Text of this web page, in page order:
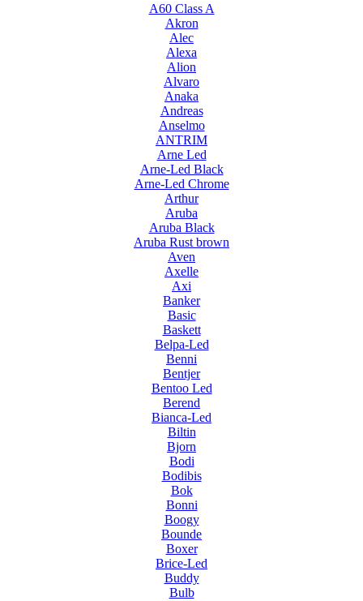
A60 Class A
Akron
Alec
Alexa
Alion
Alvaro
Anaka
Andreas
Anselmo
ANTRIM
Arne Led
Arne-Led Black
Arne-Led Chrome
Arthur
Aruba
Aruba Black
Aruba Rust brown
Aven
Axelle
Axi
Banker
Basic
Baskett
Belpa-Led
Benni
Bentjer
Bentoo Led
Berend
Bianca-Led
Biltin
Bjorn
Bodi
Bodibis
Bok
Bonni
Boogy
Bounde
Boxer
Brice-Led
Buddy
Bulb